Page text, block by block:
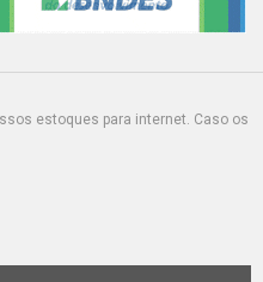
estoques para internet. Caso os